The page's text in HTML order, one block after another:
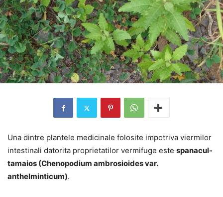
Una dintre plantele medicinale folosite impotriva viermilor
intestinali datorita proprietatilor vermifuge este spanacul-
tamaios (Chenopodium ambrosioides var.
anthelminticum).